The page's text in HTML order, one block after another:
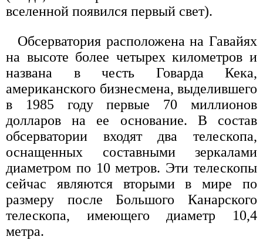
вселенной появился первый свет).
Обсерватория расположена на Гавайях
на высоте более четырех километров и
названа в честь Говарда Кека,
американского бизнесмена, выделившего
в 1985 году первые 70 миллионов
долларов на ее основание. В состав
обсерватории входят два телескопа,
оснащенных составными зеркалами
диаметром по 10 метров. Эти телескопы
сейчас являются вторыми в мире по
размеру после Большого Канарского
телескопа, имеющего диаметр 10,4
метра.